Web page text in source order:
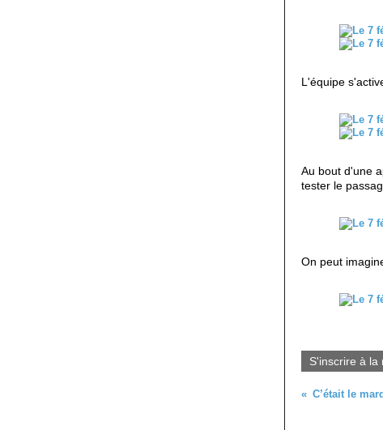
L'équipe
Au bout d'une
tester le
On peut
S'inscrire à la